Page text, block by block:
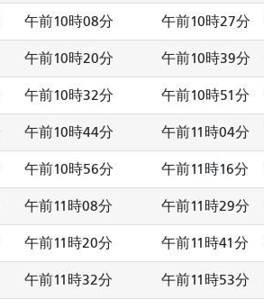
午前10時08分 午前10時27分
午前10時20分 午前10時39分
午前10時32分 午前10時51分
午前10時44分 午前11時04分
午前10時56分 午前11時16分
午前11時08分 午前11時29分
午前11時20分 午前11時41分
午前11時32分 午前11時53分